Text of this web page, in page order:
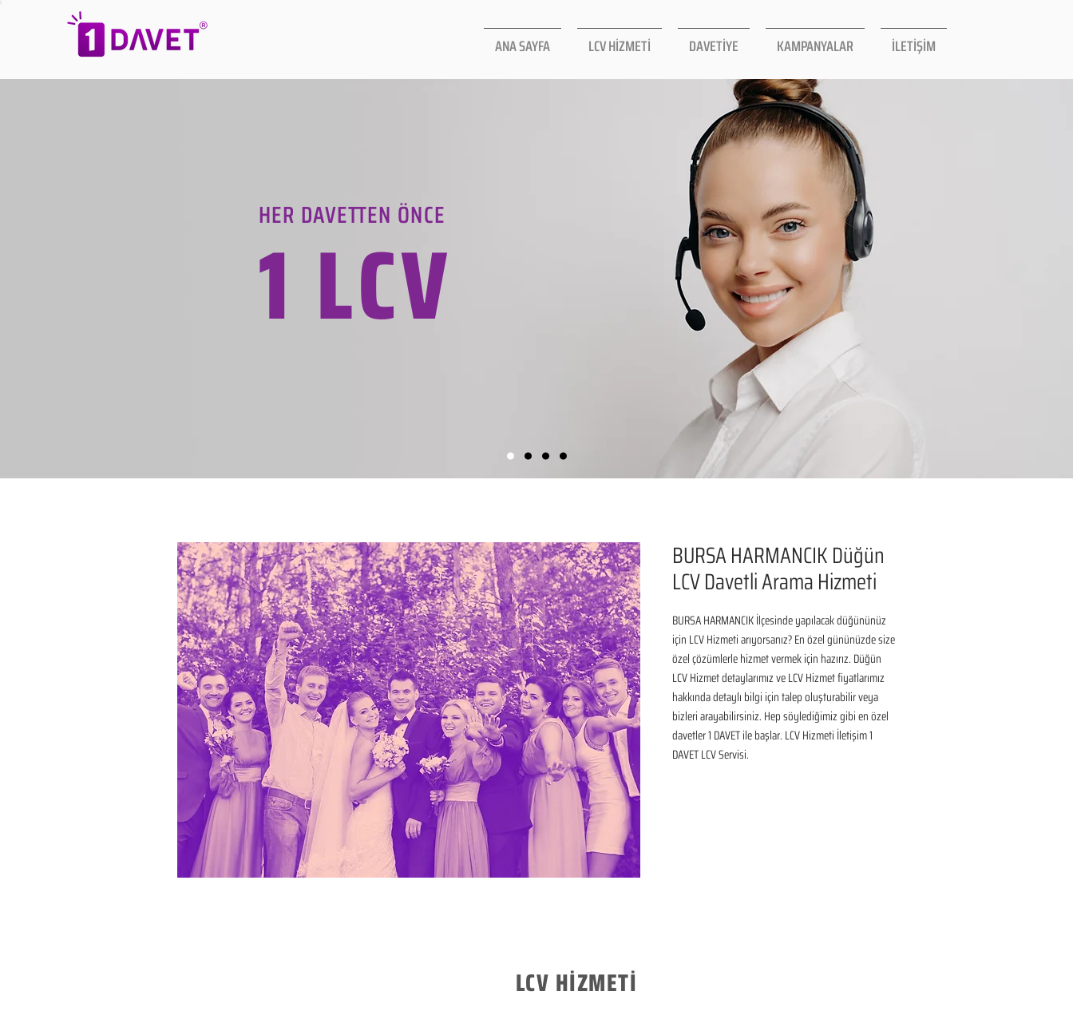
ANA SAYFA LCV HİZMETİ DAVETİYE KAMPANYALAR İLETİŞİM
HER DAVETTEN ÖNCE
1 LCV
BURSA HARMANCIK Düğün
LCV Davetli Arama Hizmeti
BURSA HARMANCIK İlçesinde yapılacak düğününüz
için LCV Hizmeti arıyorsanız? En özel gününüzde size
özel çözümlerle hizmet vermek için hazırız. Düğün
LCV Hizmet detaylarımız ve LCV Hizmet fiyatlarımız
hakkında detaylı bilgi için talep oluşturabilir veya
bizleri arayabilirsiniz. Hep söylediğimiz gibi en özel
davetler 1 DAVET ile başlar. LCV Hizmeti İletişim 1
DAVET LCV Servisi.
LCV HİZMETİ